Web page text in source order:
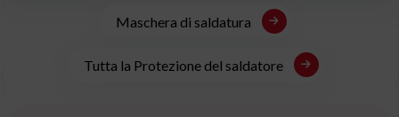
Maschera di saldatura
Tutta la Protezione del saldatore